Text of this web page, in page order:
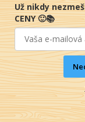
© 2016-
Už nikdy
CENY 🙂📚